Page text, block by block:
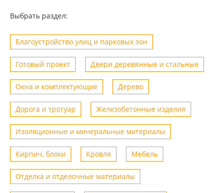
Выбрать раздел:
Благоустройство улиц и парковых зон
Готовый проект Двери деревянные и стальные
Окна и комплектующие Дерево
Дорога и тротуар Железобетонные изделия
Изоляционные и минеральные материалы
Кирпич, блоки Кровля Мебель
Отделка и отделочные материалы